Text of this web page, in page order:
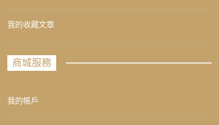
我的收藏文章
商城服務
我的帳戶